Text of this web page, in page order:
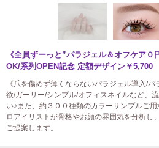
《全員ずーっと”パラジェル＆オフケア
OK/系列OPEN記念 定額デザイン￥5,700
《爪を傷めず薄くならないパラジェル導入/
欲/ガーリー/シンプル/オフィスネイルなど、
い♪また、約３００種類のカラーサンプルご
ロアイリストが骨格やお顔の雰囲気を分析し
ご提案します。